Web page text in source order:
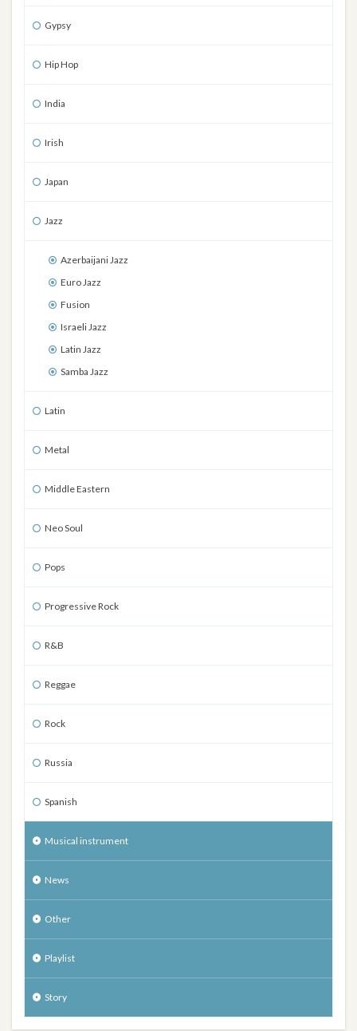
Gypsy
Hip Hop
India
Irish
Japan
Jazz
Azerbaijani Jazz
Euro Jazz
Fusion
Israeli Jazz
Latin Jazz
Samba Jazz
Latin
Metal
Middle Eastern
Neo Soul
Pops
Progressive Rock
R&B
Reggae
Rock
Russia
Spanish
Musical instrument
News
Other
Playlist
Story